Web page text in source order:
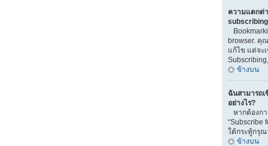
ความแตกต่
browser. คุ
แก้ไข แต่จะ
ข้างบน
ฉันสามารถ
อย่างไร?
หากต้องก
“Subscribe
ใต้กระทู้กรุณ
ข้างบน